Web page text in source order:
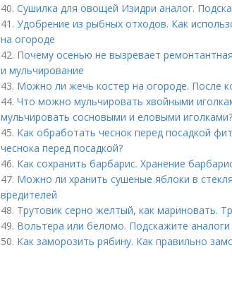
40. Сушилка для овощей Изидри аналог.
41. Удобрение из рыбных отходов. Как
на огороде
42. Почему осенью не вызревает
и мульчирование
43. Можно ли жечь костер на огороде. После
44. Что можно мульчировать хвойными
мульчировать сосновыми и еловыми иголками?
45. Как обработать чеснок перед посадкой
чеснока перед посадкой?
46. Как сохранить барбарис. Хранение
47. Можно ли хранить сушеные яблоки в
вредителей
48. Трутовик серно желтый, как мариновать.
49. Вольтера или беломо. Подскажите
50. Как заморозить рябину. Как правильно